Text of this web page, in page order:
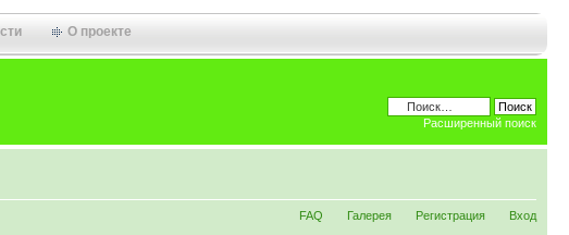
О проекте
Расширенный поиск
FAQ Галерея Регистрация Вход